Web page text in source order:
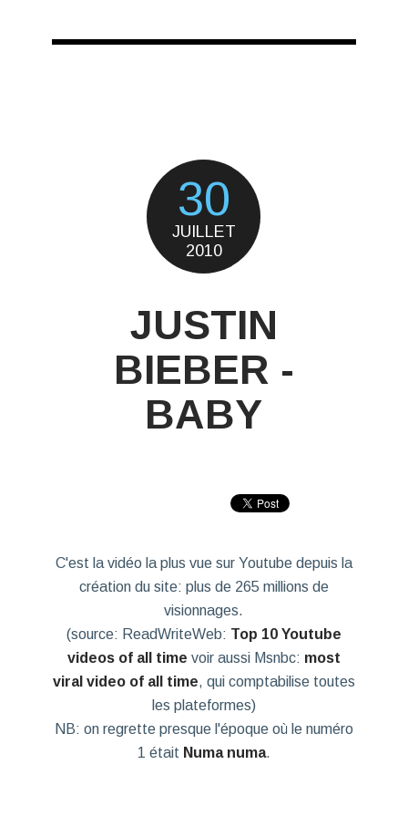
30
JUILLET
2010
JUSTIN
BIEBER -
BABY
C'est la vidéo la plus vue sur Youtube depuis la
création du site: plus de 265 millions de
visionnages.
(source: ReadWriteWeb: Top 10 Youtube
videos of all time voir aussi Msnbc: most
viral video of all time, qui comptabilise toutes
les plateformes)
NB: on regrette presque l'époque où le numéro
1 était Numa numa.